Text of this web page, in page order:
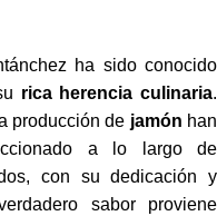
ha sido conocido
rica herencia culinaria.
producción de jamón han
a lo largo de
con su dedicación y
sabor proviene